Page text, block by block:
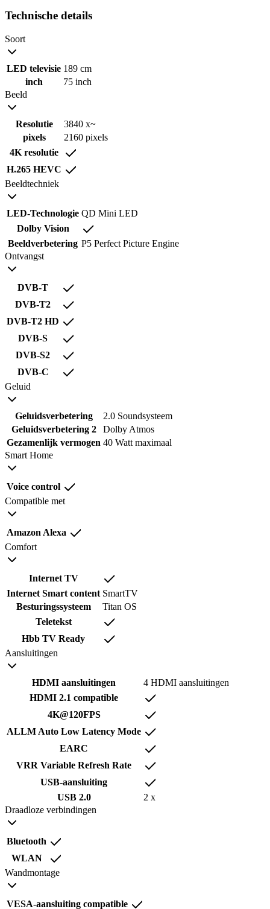
Technische details
Soort
LED televisie 189 cm
inch
75 inch
Beeld
Resolutie
3840 x~
pixels
2160 pixels
4K resolutie
H.265 HEVC
Beeldtechniek
LED-Technologie QD Mini LED
Dolby Vision
Beeldverbetering P5 Perfect Picture Engine
Ontvangst
DVB-T
DVB-T2
DVB-T2 HD
DVB-S
DVB-S2
DVB-C
Geluid
Geluidsverbetering
2.0 Soundsysteem
Geluidsverbetering 2
Dolby Atmos
Gezamenlijk vermogen 40 Watt maximaal
Smart Home
Voice control
Compatible met
Amazon Alexa
Comfort
Internet TV
Internet Smart content SmartTV
Besturingssysteem
Titan OS
Teletekst
Hbb TV Ready
Aansluitingen
HDMI aansluitingen
4 HDMI aansluitingen
HDMI 2.1 compatible
4K@120FPS
ALLM Auto Low Latency Mode
EARC
VRR Variable Refresh Rate
USB-aansluiting
USB 2.0
2 x
Draadloze verbindingen
Bluetooth
WLAN
Wandmontage
VESA-aansluiting compatible